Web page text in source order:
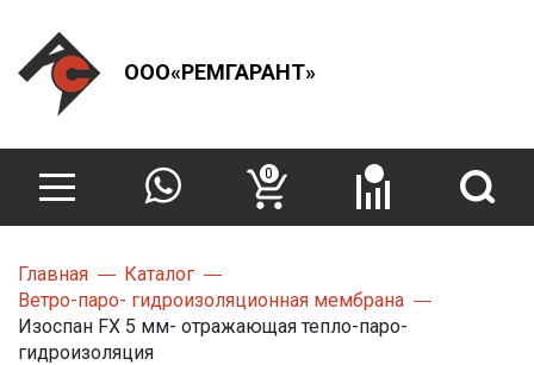
ООО«РЕМГАРАНТ»
0
Главная
Каталог
Ветро-паро- гидроизоляционная мембрана
Изоспан FX 5 мм- отражающая тепло-паро-
гидроизоляция